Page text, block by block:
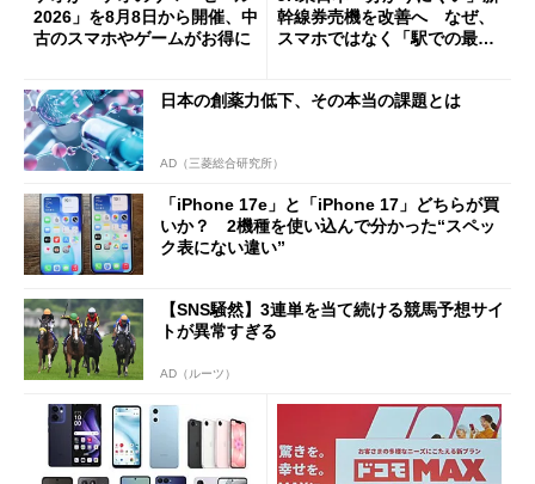
2026」を8月8日から開催、中
古のスマホやゲームがお得に
幹線券売機を改善へ なぜ、
スマホではなく「駅での最短
日本の創薬力低下、その本当の課題とは
AD（三菱総合研究所）
「iPhone 17e」と「iPhone 17」どちらが買
いか？ 2機種を使い込んで分かった“スペッ
ク表にない違い”
【SNS騒然】3連単を当て続ける競馬予想サイ
トが異常すぎる
AD（ルーツ）